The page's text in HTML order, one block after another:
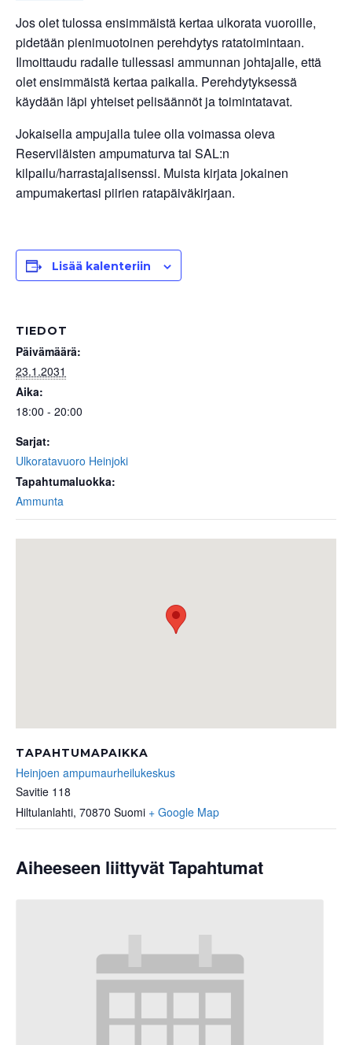
Jos olet tulossa ensimmäistä kertaa ulkorata vuoroille,
pidetään pienimuotoinen perehdytys ratatoimintaan.
Ilmoittaudu radalle tullessasi ammunnan johtajalle, että
olet ensimmäistä kertaa paikalla. Perehdytyksessä
käydään läpi yhteiset pelisäännöt ja toimintatavat.
Jokaisella ampujalla tulee olla voimassa oleva
Reserviläisten ampumaturva tai SAL:n
kilpailu/harrastajalisenssi. Muista kirjata jokainen
ampumakertasi piirien ratapäiväkirjaan.
Lisää kalenteriin
TIEDOT
Päivämäärä:
23.1.2031
Aika:
18:00 - 20:00
Sarjat:
Ulkoratavuoro Heinjoki
Tapahtumaluokka:
Ammunta
TAPAHTUMAPAIKKA
Heinjoen ampumaurheilukeskus
Savitie 118
Hiltulanlahti, 70870 Suomi + Google Map
Aiheeseen liittyvät Tapahtumat